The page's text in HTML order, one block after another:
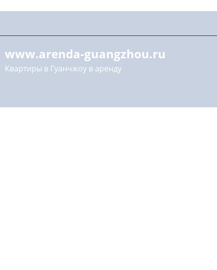
www.arenda-guangzhou.ru
Квартиры в Гуанчжоу в аренду